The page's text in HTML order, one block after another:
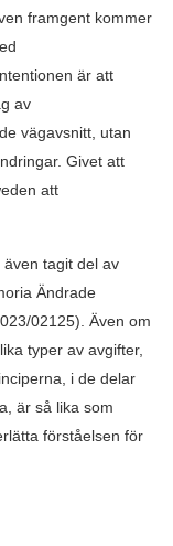
framgent kommer
är att
av
vägavsnitt, utan
Givet att
att
tagit del av
Ändrade
02125). Även om
typer av avgifter,
i de delar
är så lika som
förståelsen för